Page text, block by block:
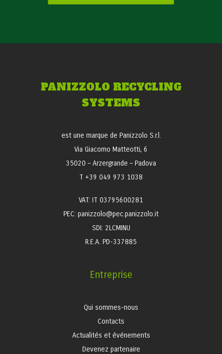
PANIZZOLO RECYCLING
SYSTEMS
est une marque de Panizzolo S.r.l.
Via Giacomo Matteotti, 6
35020 – Arzergrande – Padova
T +39 049 973 1038
VAT: IT 03795600281
PEC: panizzolo@pec.panizzolo.it
SDI: 2LCMINU
R.E.A. PD-337885
Entreprise
Qui sommes-nous
Contacts
Actualités et événements
Devenez partenaire